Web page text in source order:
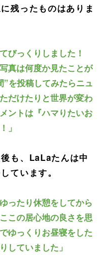
残ったものはありま
びっくりしました！
真は何度か見たことが
を投稿してみたらニュ
だけたりと世界が変わ
ントは『ハマりたいお
」
も、LaLaたんは中
ています。
ったり休憩をしてから
この居心地の良さを思
ゆっくりお昼寝をした
していました」